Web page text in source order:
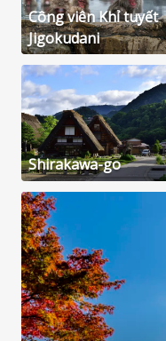
Công viên Khỉ tuyết
Jigokudani
Shirakawa-go